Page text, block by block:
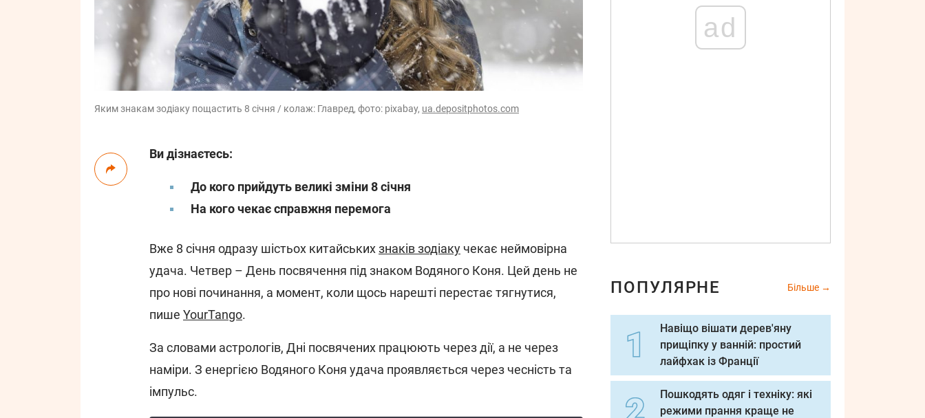
Яким знакам зодіаку пощастить 8 січня / колаж: Главред, фото: pixabay, ua.depositphotos.com
Ви дізнаєтесь:
До кого прийдуть великі зміни 8 січня
На кого чекає справжня перемога
Вже 8 січня одразу шістьох китайськихзнаків зодіаку чекає неймовірна
удача. Четвер – День посвячення під знаком Водяного Коня. Цей день не
про нові починання, а момент, коли щось нарешті перестає тягнутися,
пише YourTango.
За словами астрологів, Дні посвячених працюють через дії, а не через
наміри. З енергією Водяного Коня удача проявляється через чесність та
імпульс.
ad
ПОПУЛЯРНЕ Більше
Навіщо вішати дерев'яну
прищіпку у ванній: простий
лайфхак із Франції
Пошкодять одяг і техніку: які
режими прання краще не